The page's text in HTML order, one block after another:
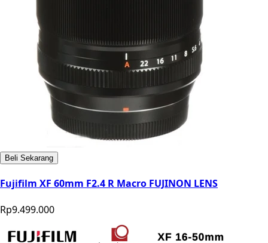
Beli Sekarang
Fujifilm XF 60mm F2.4 R Macro FUJINON LENS
Rp9.499.000